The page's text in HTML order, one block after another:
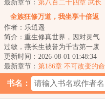
失，至此他失去了...
最新章节： 第八百二十四章 武长
空的宝物库
全族狂修万道，我坐享十倍返
作者：乐逍遥
简介：重生修真世界，因对灵气
过敏，燕长生被誉为千古第一废
物。无奈解锁系统，只要族人修
炼，便可获得十...
更新时间：2026-08-01 01:48:34
最新章节： 第186章 不可改变的命
运轨迹，不完美的结局！
书名：